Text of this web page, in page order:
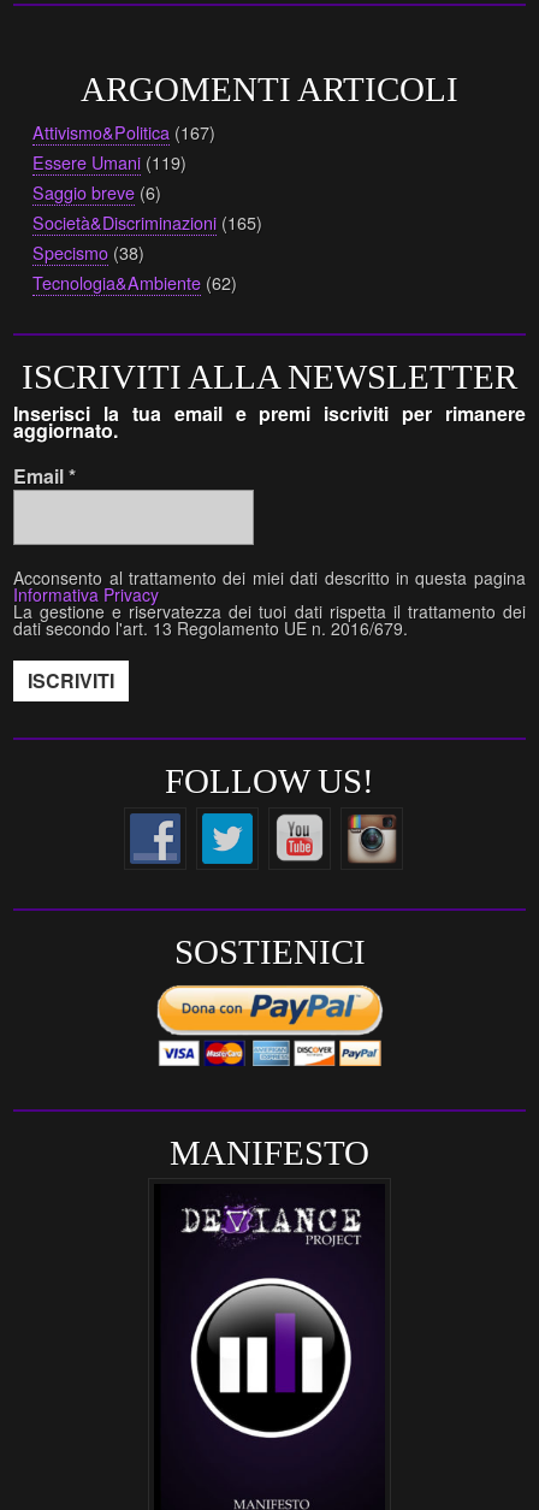
ARGOMENTI ARTICOLI
Attivismo&Politica (167)
Essere Umani (119)
Saggio breve (6)
Società&Discriminazioni (165)
Specismo (38)
Tecnologia&Ambiente (62)
ISCRIVITI ALLA NEWSLETTER
Inserisci la tua email e premi iscriviti per rimanere
aggiornato.
Email*
Acconsento al trattamento dei miei dati descritto in questa pagina
Informativa Privacy
La gestione e riservatezza dei tuoi dati rispetta il trattamento dei
dati secondo l'art. 13 Regolamento UE n. 2016/679.
FOLLOW US!
SOSTIENICI
MANIFESTO